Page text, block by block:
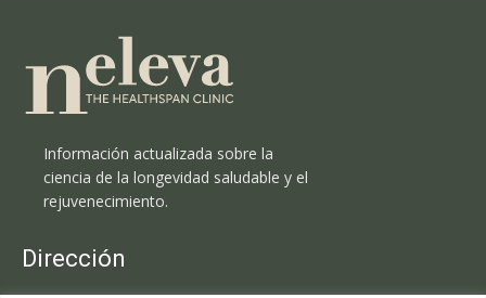
Información actualizada sobre la
ciencia de la longevidad saludable y el
rejuvenecimiento.
Dirección